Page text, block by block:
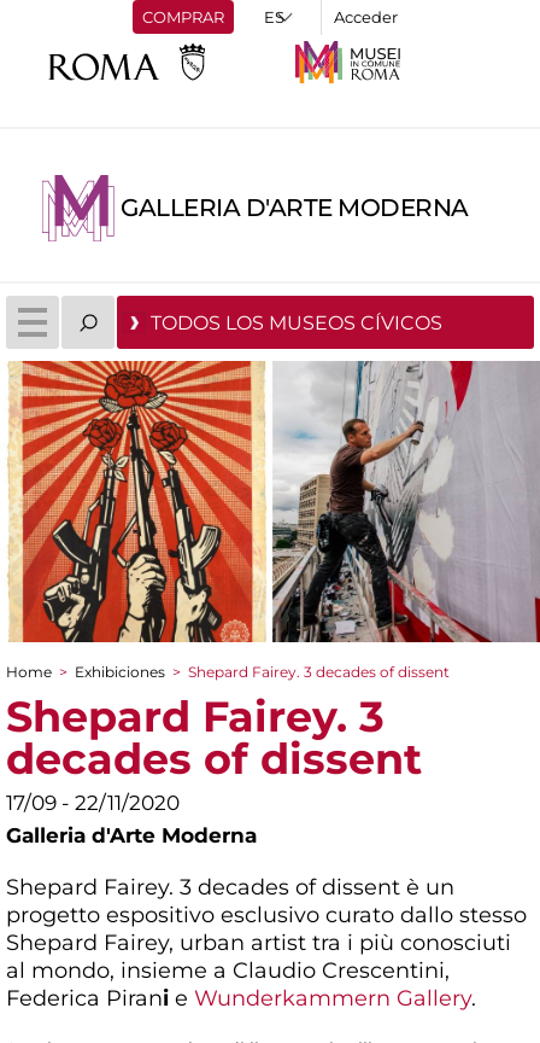
COMPRAR Acceder
GALLERIA D'ARTE MODERNA
TODOS LOS MUSEOS CÍVICOS
You are here
Home > Exhibiciones > Shepard Fairey. 3 decades of dissent
Shepard Fairey. 3
decades of dissent
17/09 - 22/11/2020
Galleria d'Arte Moderna
Shepard Fairey. 3 decades of dissent è un
progetto espositivo esclusivo curato dallo stesso
Shepard Fairey, urban artist tra i più conosciuti
al mondo, insieme a Claudio Crescentini,
Federica Pirani e Wunderkammern Gallery.